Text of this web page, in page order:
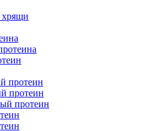
хрящи
протеин
протеин
протеин